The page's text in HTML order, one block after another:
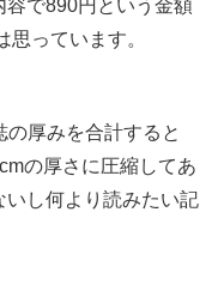
容で890円という金額
っています。
厚みを合計すると
の厚さに圧縮してあ
いし何より読みたい記